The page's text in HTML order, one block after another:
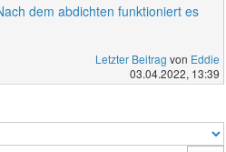
dem abdichten funktioniert es
Letzter Beitrag von Eddie
03.04.2022, 13:39